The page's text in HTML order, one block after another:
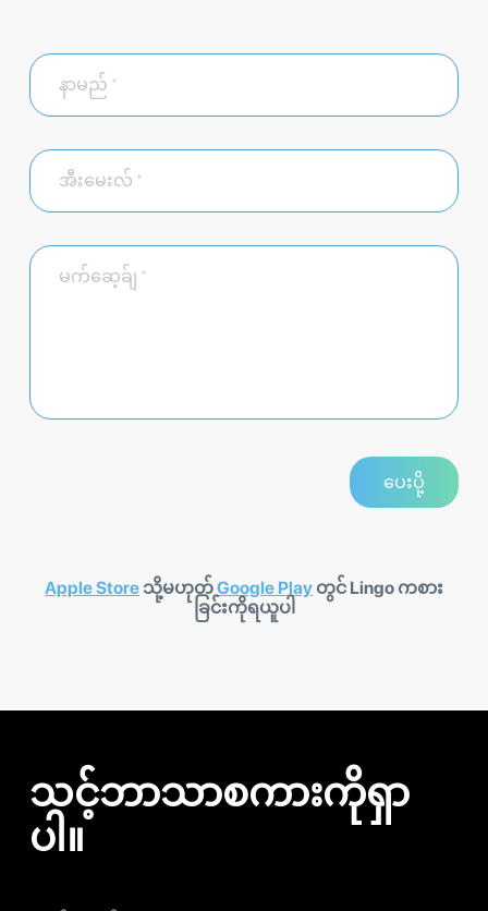
Apple Store သို့မဟုတ်Google Play တွင် Lingo ကစား
ခြင်းကိုရယူပါ
သင့်ဘာသာစကားကိုရှာ
ပါ။